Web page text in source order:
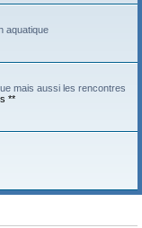
aquatique
mais aussi les rencontres
**